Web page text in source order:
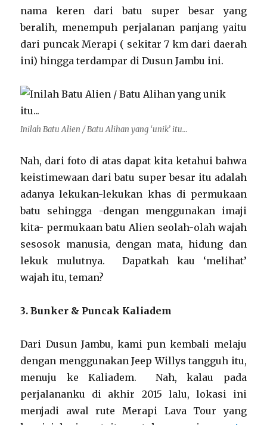
nama keren dari batu super besar yang
beralih, menempuh perjalanan panjang yaitu
dari puncak Merapi ( sekitar 7 km dari daerah
ini) hingga terdampar di Dusun Jambu ini.
Inilah Batu Alien / Batu Alihan yang ‘unik’ itu…
Nah, dari foto di atas dapat kita ketahui bahwa
keistimewaan dari batu super besar itu adalah
adanya lekukan-lekukan khas di permukaan
batu sehingga -dengan menggunakan imaji
kita- permukaan batu Alien seolah-olah wajah
sesosok manusia, dengan mata, hidung dan
lekuk mulutnya. Dapatkah kau ‘melihat’
wajah itu, teman?
3. Bunker & Puncak Kaliadem
Dari Dusun Jambu, kami pun kembali melaju
dengan menggunakan Jeep Willys tangguh itu,
menuju ke Kaliadem. Nah, kalau pada
perjalananku di akhir 2015 lalu, lokasi ini
menjadi awal rute Merapi Lava Tour yang